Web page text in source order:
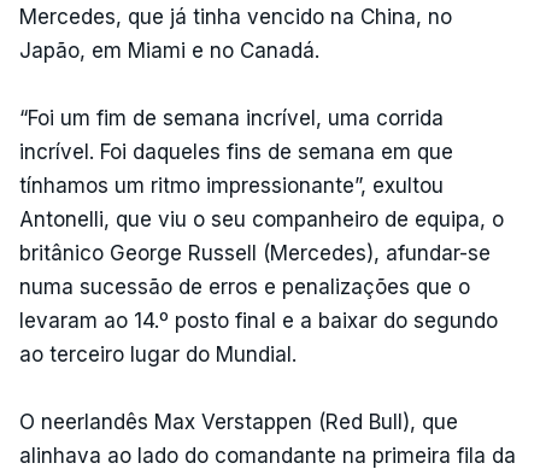
Mercedes, que já tinha vencido na China, no
Japão, em Miami e no Canadá.
“Foi um fim de semana incrível, uma corrida
incrível. Foi daqueles fins de semana em que
tínhamos um ritmo impressionante”, exultou
Antonelli, que viu o seu companheiro de equipa, o
britânico George Russell (Mercedes), afundar-se
numa sucessão de erros e penalizações que o
levaram ao 14.º posto final e a baixar do segundo
ao terceiro lugar do Mundial.
O neerlandês Max Verstappen (Red Bull), que
alinhava ao lado do comandante na primeira fila da